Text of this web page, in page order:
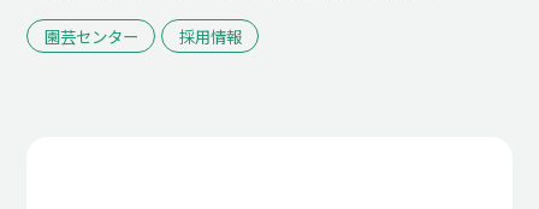
園芸センター 採用情報